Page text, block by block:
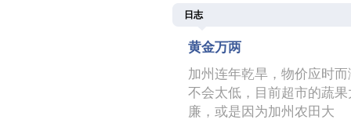
日志
黄金万两
加州连年乾旱，物价应时
不会太低，目前超市的蔬
廉，或是因为加州农田大